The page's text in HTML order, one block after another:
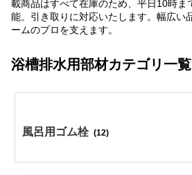
載商品はすべて在庫のため、平日10時ま
能。引き取りに対応いたします。幅広い
ームのプロを支えます。
浴槽排水用部材カテゴリ一覧
風呂用ゴム栓 (12)